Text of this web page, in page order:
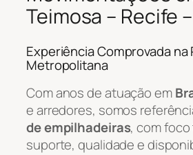
Teimosa – Recife
Experiência Comprovada na
Metropolitana
Com anos de atuação em
e arredores, somos
de empilhadeiras, com
suporte, qualidade e